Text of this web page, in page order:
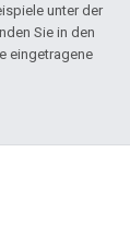
unter der
Sie in den
eingetragene